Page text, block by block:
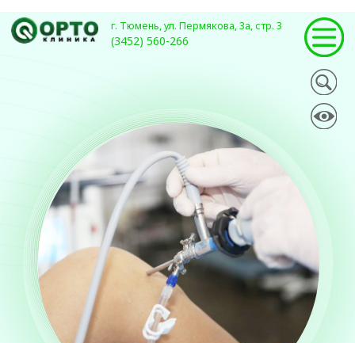
(3452) 560-266
Артроскопия
суставов